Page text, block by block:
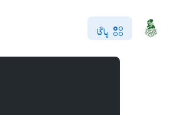
ڀاڱا